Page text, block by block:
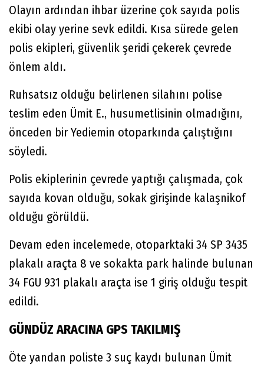
Olayın ardından ihbar üzerine çok sayıda polis
ekibi olay yerine sevk edildi. Kısa sürede gelen
polis ekipleri, güvenlik şeridi çekerek çevrede
önlem aldı.
Ruhsatsız olduğu belirlenen silahını polise
teslim eden Ümit E., husumetlisinin olmadığını,
önceden bir Yediemin otoparkında çalıştığını
söyledi.
Polis ekiplerinin çevrede yaptığı çalışmada, çok
sayıda kovan olduğu, sokak girişinde kalaşnikof
olduğu görüldü.
Devam eden incelemede, otoparktaki 34 SP 3435
plakalı araçta 8 ve sokakta park halinde bulunan
34 FGU 931 plakalı araçta ise 1 giriş olduğu tespit
edildi.
GÜNDÜZ ARACINA GPS TAKILMIŞ
Öte yandan poliste 3 suç kaydı bulunan Ümit